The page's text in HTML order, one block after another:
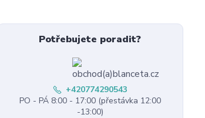
Potřebujete poradit?
+420774290543
PO - PÁ 8:00 - 17:00 (přestávka 12:00
-13:00)